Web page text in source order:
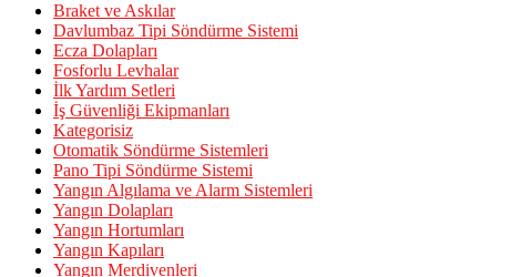
Braket ve Askılar
Davlumbaz Tipi Söndürme Sistemi
Ecza Dolapları
Fosforlu Levhalar
İlk Yardım Setleri
İş Güvenliği Ekipmanları
Kategorisiz
Otomatik Söndürme Sistemleri
Pano Tipi Söndürme Sistemi
Yangın Algılama ve Alarm Sistemleri
Yangın Dolapları
Yangın Hortumları
Yangın Kapıları
Yangın Merdivenleri